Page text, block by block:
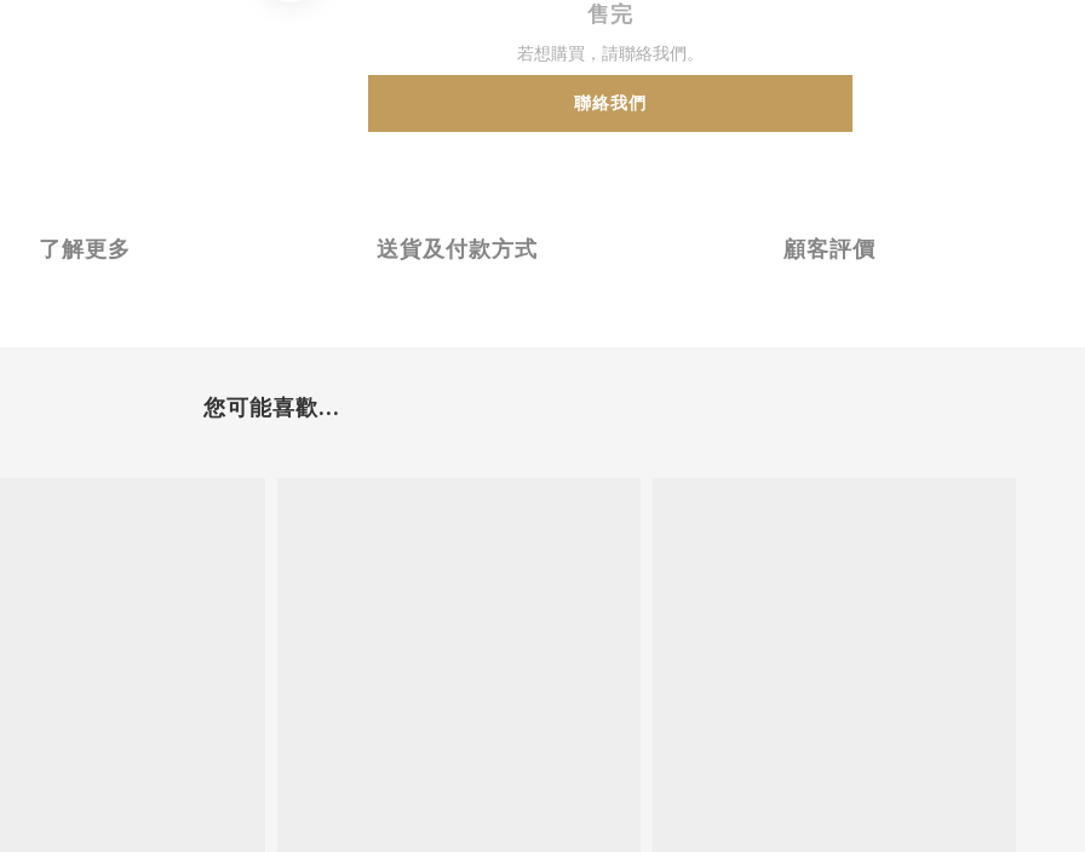
售完
若想購買，請聯絡我們。
聯絡我們
了解更多 送貨及付款方式 顧客評價
您可能喜歡...